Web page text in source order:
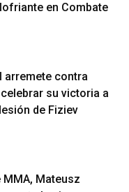
en Combate
arremete contra
su victoria a
de Fiziev
MMA, Mateusz